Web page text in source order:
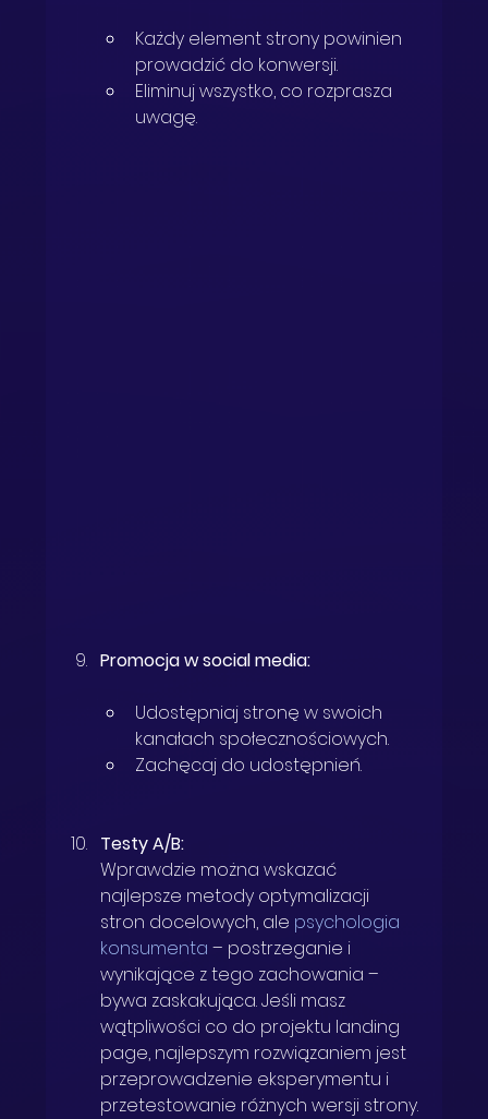
Każdy element strony powinien
prowadzić do konwersji.
Eliminuj wszystko, co rozprasza
uwagę.
Promocja w social media:
Udostępniaj stronę w swoich
kanałach społecznościowych.
Zachęcaj do udostępnień.
Testy A/B:
Wprawdzie można wskazać
najlepsze metody optymalizacji
stron docelowych, ale psychologia
konsumenta – postrzeganie i
wynikające z tego zachowania –
bywa zaskakująca. Jeśli masz
wątpliwości co do projektu landing
page, najlepszym rozwiązaniem jest
przeprowadzenie eksperymentu i
przetestowanie różnych wersji strony.